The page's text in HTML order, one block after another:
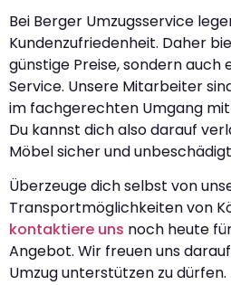
Bei Berger Umzugsservice
Kundenzufriedenheit. Daher
günstige Preise, sondern auch
Service. Unsere Mitarbeiter
im fachgerechten Umgang
Du kannst dich also darauf
Möbel sicher und
Überzeuge dich selbst von
Transportmöglichkeiten von
kontaktiere uns noch heute
Angebot. Wir freuen uns
Umzug unterstützen zu dürfen.